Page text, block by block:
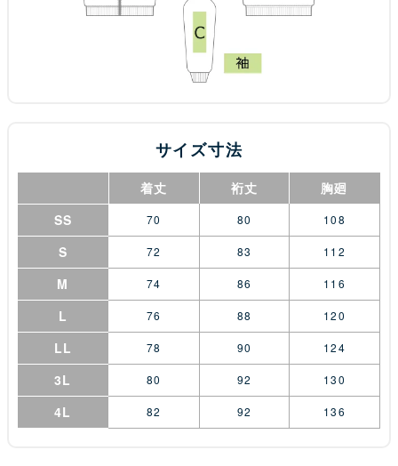
サイズ寸法
着丈 裄丈
胸廻
SS
70 80 108
S 72 83 112
M 74 86 116
L 76 88 120
LL 78 90 124
3L 80 92 130
4L 82 92 136